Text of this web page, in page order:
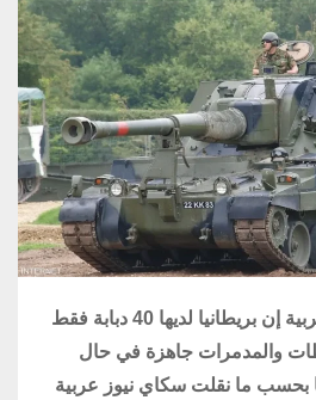
تحدثت تقارير صحفية غربية إن بريطانيا لديها 40 دبابة فقط
والمدمرات جاهزة في حال
ما نقلت سكاي نيوز عربية